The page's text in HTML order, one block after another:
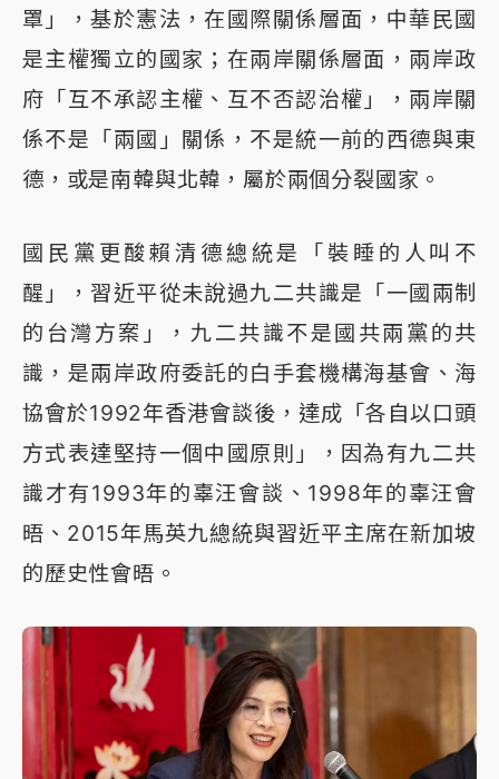
罩」，基於憲法，在國際關係層面，中華民國
是主權獨立的國家；在兩岸關係層面，兩岸政
府「互不承認主權、互不否認治權」，兩岸關
係不是「兩國」關係，不是統一前的西德與東
德，或是南韓與北韓，屬於兩個分裂國家。
國民黨更酸賴清德總統是「裝睡的人叫不
醒」，習近平從未說過九二共識是「一國兩制
的台灣方案」，九二共識不是國共兩黨的共
識，是兩岸政府委託的白手套機構海基會、海
協會於1992年香港會談後，達成「各自以口頭
方式表達堅持一個中國原則」，因為有九二共
識才有1993年的辜汪會談、1998年的辜汪會
晤、2015年馬英九總統與習近平主席在新加坡
的歷史性會晤。